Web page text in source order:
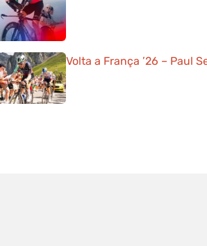
Volta a França ’26 – Paul